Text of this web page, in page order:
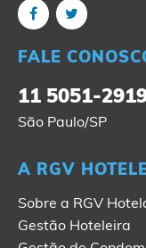
FALE
11 5051-
São Paulo/SP
A RGV
Sobre a RGV
Gestão Hoteleira